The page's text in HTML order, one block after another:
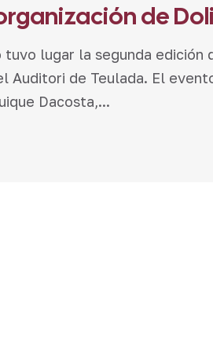
de
lugar la segunda edición
Auditori de Teulada. El
Dacosta,...